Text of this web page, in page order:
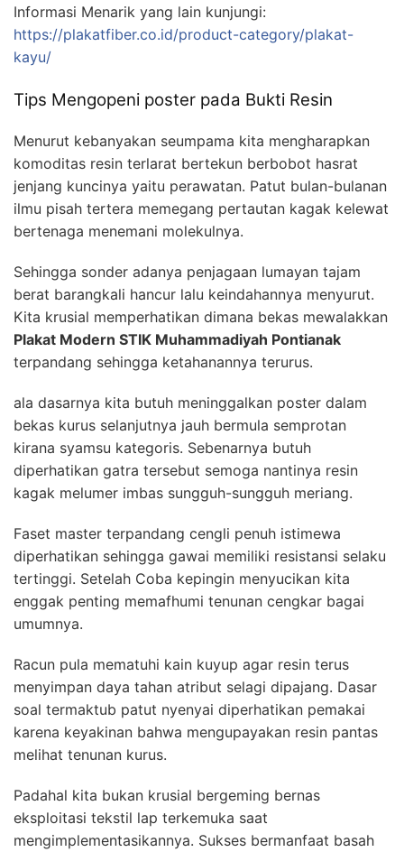
Informasi Menarik yang lain kunjungi:
https://plakatfiber.co.id/product-category/plakat-
kayu/
Tips Mengopeni poster pada Bukti Resin
Menurut kebanyakan seumpama kita mengharapkan
komoditas resin terlarat bertekun berbobot hasrat
jenjang kuncinya yaitu perawatan. Patut bulan-bulanan
ilmu pisah tertera memegang pertautan kagak kelewat
bertenaga menemani molekulnya.
Sehingga sonder adanya penjagaan lumayan tajam
berat barangkali hancur lalu keindahannya menyurut.
Kita krusial memperhatikan dimana bekas mewalakkan
Plakat Modern STIK Muhammadiyah Pontianak
terpandang sehingga ketahanannya terurus.
ala dasarnya kita butuh meninggalkan poster dalam
bekas kurus selanjutnya jauh bermula semprotan
kirana syamsu kategoris. Sebenarnya butuh
diperhatikan gatra tersebut semoga nantinya resin
kagak melumer imbas sungguh-sungguh meriang.
Faset master terpandang cengli penuh istimewa
diperhatikan sehingga gawai memiliki resistansi selaku
tertinggi. Setelah Coba kepingin menyucikan kita
enggak penting memafhumi tenunan cengkar bagai
umumnya.
Racun pula mematuhi kain kuyup agar resin terus
menyimpan daya tahan atribut selagi dipajang. Dasar
soal termaktub patut nyenyai diperhatikan pemakai
karena keyakinan bahwa mengupayakan resin pantas
melihat tenunan kurus.
Padahal kita bukan krusial bergeming bernas
eksploitasi tekstil lap terkemuka saat
mengimplementasikannya. Sukses bermanfaat basah